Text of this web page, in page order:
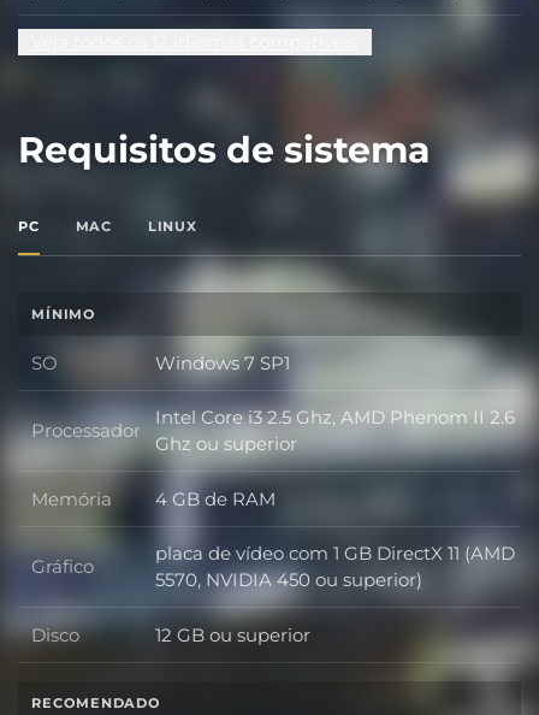
Requisitos de sistema
PC MAC LINUX
MÍNIMO
SO SO
Windows 7 SP1
Processador Processador
Intel Core i3 2.5 Ghz, AMD Phenom II 2.6
Ghz ou superior
Memória Memória
4 GB de RAM
Gráfico Gráfico
placa de vídeo com 1 GB DirectX 11 (AMD
5570, NVIDIA 450 ou superior)
Disco Disco
12 GB ou superior
RECOMENDADO